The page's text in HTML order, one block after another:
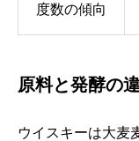
度数の傾向
原料と発酵の
ウイスキーは大麦